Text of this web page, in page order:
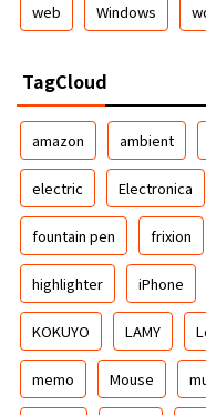
web Windows
TagCloud
amazon ambient
electric Electronica
fountain pen frixion
highlighter iPhone
KOKUYO LAMY
memo Mouse